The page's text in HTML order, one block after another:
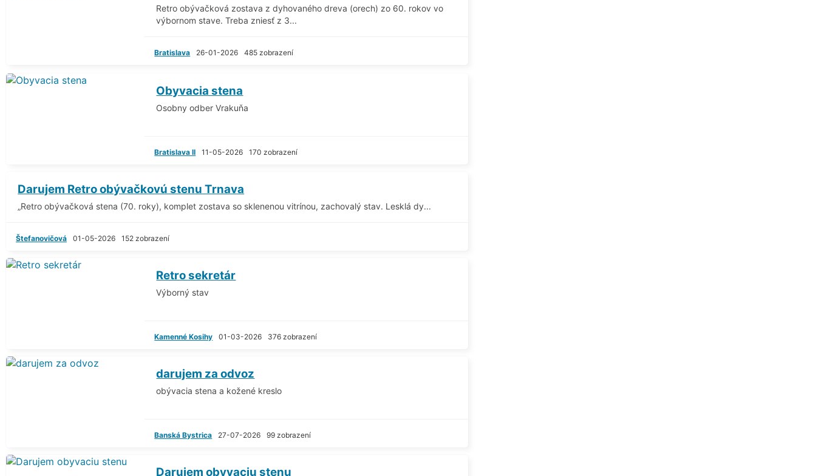
Retro obývačková zostava z dyhovaného dreva (orech) zo 60. rokov vo
výbornom stave. Treba zniesť z 3...
Bratislava 26-01-2026 485 zobrazení
Obyvacia stena
Osobny odber Vrakuňa
Bratislava II 11-05-2026 170 zobrazení
Darujem Retro obývačkovú stenu Trnava
„Retro obývačková stena (70. roky), komplet zostava so sklenenou vitrínou, zachovalý stav. Lesklá dy...
Štefanovičová 01-05-2026 152 zobrazení
Retro sekretár
Výborný stav
Kamenné Kosihy 01-03-2026 376 zobrazení
darujem za odvoz
obývacia stena a kožené kreslo
Banská Bystrica 27-07-2026 99 zobrazení
Darujem obyvaciu stenu